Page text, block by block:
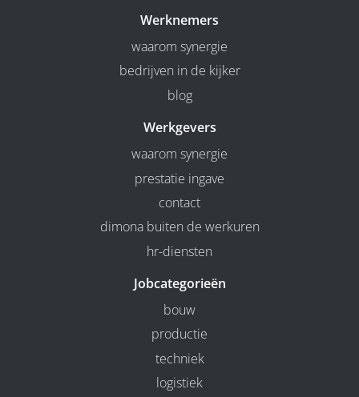
Werknemers
waarom synergie
bedrijven in de kijker
blog
Werkgevers
waarom synergie
prestatie ingave
contact
dimona buiten de werkuren
hr-diensten
Jobcategorieën
bouw
productie
techniek
logistiek